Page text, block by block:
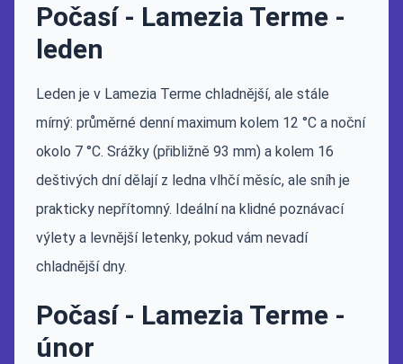
Počasí - Lamezia Terme -
leden
Leden je v Lamezia Terme chladnější, ale stále
mírný: průměrné denní maximum kolem 12 °C a noční
okolo 7 °C. Srážky (přibližně 93 mm) a kolem 16
deštivých dní dělají z ledna vlhčí měsíc, ale sníh je
prakticky nepřítomný. Ideální na klidné poznávací
výlety a levnější letenky, pokud vám nevadí
chladnější dny.
Počasí - Lamezia Terme -
únor